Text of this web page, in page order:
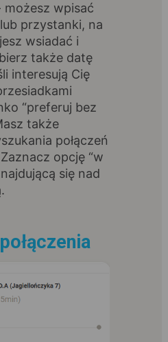
wpisać
przystanki, na
wsiadać i
także datę
interesują Cię
“preferuj bez
także
połączeń
opcję “w
się nad